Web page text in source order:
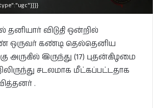
தனியார் விடுதி ஒன்றில்
ஒருவர் கண்டி தெல்தெனிய
இருந்து (17) புதன்கிழமை
சடலமாக மீட்கப்பட்டதாக
.